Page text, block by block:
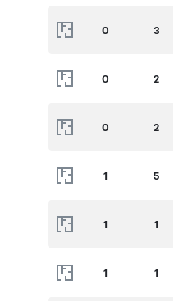
0 3
0 2
0 2
1 5
1 1
1 1